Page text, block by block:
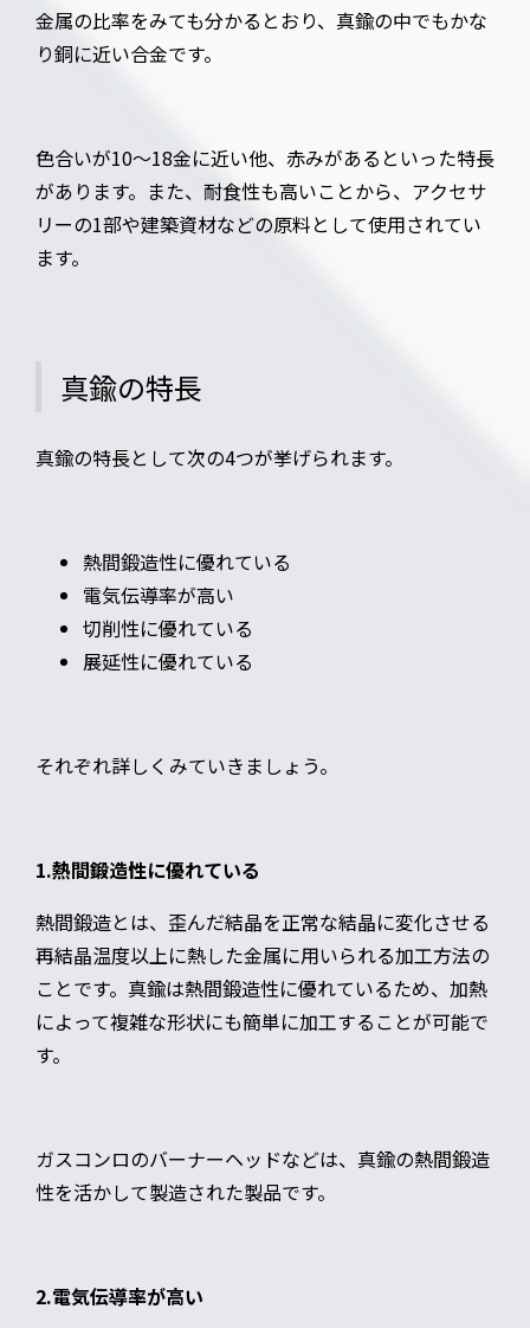
金属の比率をみても分かるとおり、真鍮の中でもかな
り銅に近い合金です。
色合いが10～18金に近い他、赤みがあるといった特長
があります。また、耐食性も高いことから、アクセサ
リーの1部や建築資材などの原料として使用されてい
ます。
真鍮の特長
真鍮の特長として次の4つが挙げられます。
熱間鍛造性に優れている
電気伝導率が高い
切削性に優れている
展延性に優れている
それぞれ詳しくみていきましょう。
1.熱間鍛造性に優れている
熱間鍛造とは、歪んだ結晶を正常な結晶に変化させる
再結晶温度以上に熱した金属に用いられる加工方法の
ことです。真鍮は熱間鍛造性に優れているため、加熱
によって複雑な形状にも簡単に加工することが可能で
す。
ガスコンロのバーナーヘッドなどは、真鍮の熱間鍛造
性を活かして製造された製品です。
2.電気伝導率が高い